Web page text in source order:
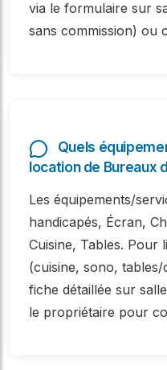
via le formulaire sur
sans commission) ou
Quels
location de Bureaux
Les équipements/
handicapés, Écran,
Cuisine, Tables. Pour
(cuisine, sono,
fiche détaillée sur
le propriétaire pour